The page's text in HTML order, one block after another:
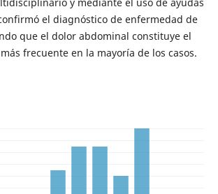
el diagnóstico de enfermedad de
que el dolor abdominal constituye el
frecuente en la mayoría de los casos.